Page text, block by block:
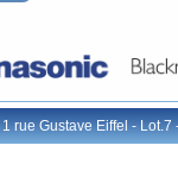
1 rue Gustave Eiffel -